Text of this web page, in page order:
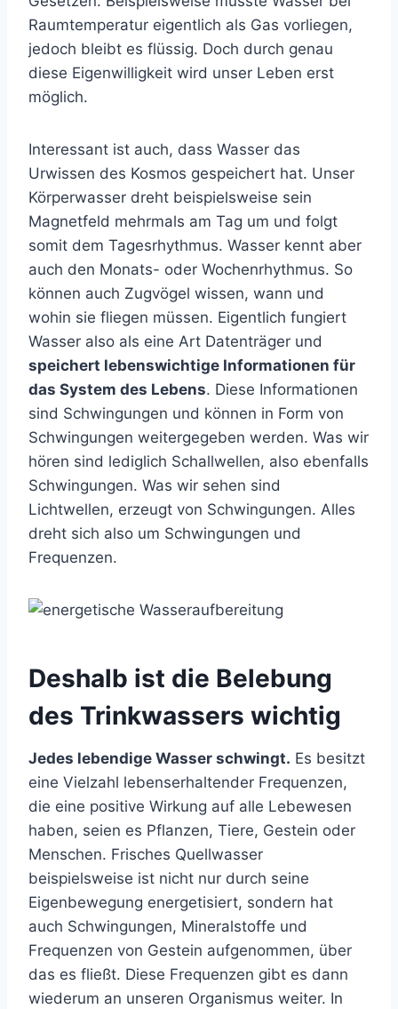
Raumtemperatur eigentlich als Gas vorliegen,
jedoch bleibt es flüssig. Doch durch genau
diese Eigenwilligkeit wird unser Leben erst
möglich.
Interessant ist auch, dass Wasser das
Urwissen des Kosmos gespeichert hat. Unser
Körperwasser dreht beispielsweise sein
Magnetfeld mehrmals am Tag um und folgt
somit dem Tagesrhythmus. Wasser kennt aber
auch den Monats- oder Wochenrhythmus. So
können auch Zugvögel wissen, wann und
wohin sie fliegen müssen. Eigentlich fungiert
Wasser also als eine Art Datenträger und
speichert lebenswichtige Informationen für
das System des Lebens. Diese Informationen
sind Schwingungen und können in Form von
Schwingungen weitergegeben werden. Was wir
hören sind lediglich Schallwellen, also ebenfalls
Schwingungen. Was wir sehen sind
Lichtwellen, erzeugt von Schwingungen. Alles
dreht sich also um Schwingungen und
Frequenzen.
Deshalb ist die Belebung
des Trinkwassers wichtig
Jedes lebendige Wasser schwingt. Es besitzt
eine Vielzahl lebenserhaltender Frequenzen,
die eine positive Wirkung auf alle Lebewesen
haben, seien es Pflanzen, Tiere, Gestein oder
Menschen. Frisches Quellwasser
beispielsweise ist nicht nur durch seine
Eigenbewegung energetisiert, sondern hat
auch Schwingungen, Mineralstoffe und
Frequenzen von Gestein aufgenommen, über
das es fließt. Diese Frequenzen gibt es dann
wiederum an unseren Organismus weiter. In